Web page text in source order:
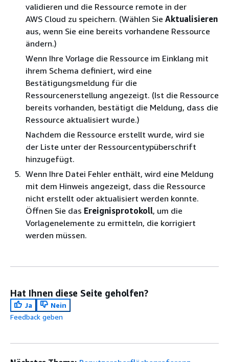
validieren und die Ressource remote in der
AWS Cloud zu speichern. (Wählen Sie Aktualisieren
aus, wenn Sie eine bereits vorhandene Ressource
ändern.)
Wenn Ihre Vorlage die Ressource im Einklang mit
ihrem Schema definiert, wird eine
Bestätigungsmeldung für die
Ressourcenerstellung angezeigt. (Ist die Ressource
bereits vorhanden, bestätigt die Meldung, dass die
Ressource aktualisiert wurde.)
Nachdem die Ressource erstellt wurde, wird sie
der Liste unter der Ressourcentypüberschrift
hinzugefügt.
Wenn Ihre Datei Fehler enthält, wird eine Meldung
mit dem Hinweis angezeigt, dass die Ressource
nicht erstellt oder aktualisiert werden konnte.
Öffnen Sie das Ereignisprotokoll, um die
Vorlagenelemente zu ermitteln, die korrigiert
werden müssen.
Hat Ihnen diese Seite geholfen?
Ja
Nein
Feedback geben